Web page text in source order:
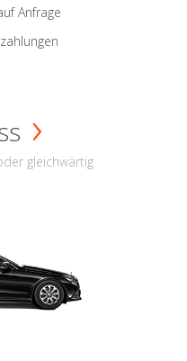
Anfrage
gleichwärtig